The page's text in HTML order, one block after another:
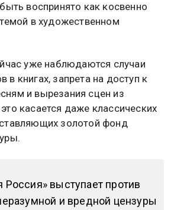
воспринято как косвенно
в художественном
уже наблюдаются случаи
в книгах, запрета на доступ к
и вырезания сцен из
касается даже классических
золотой фонд
Россия» выступает против
и вредной цензуры